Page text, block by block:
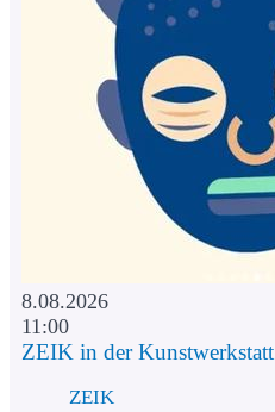
8.08.2026
11:00
ZEIK in der Kunstwerkstatt
ZEIK